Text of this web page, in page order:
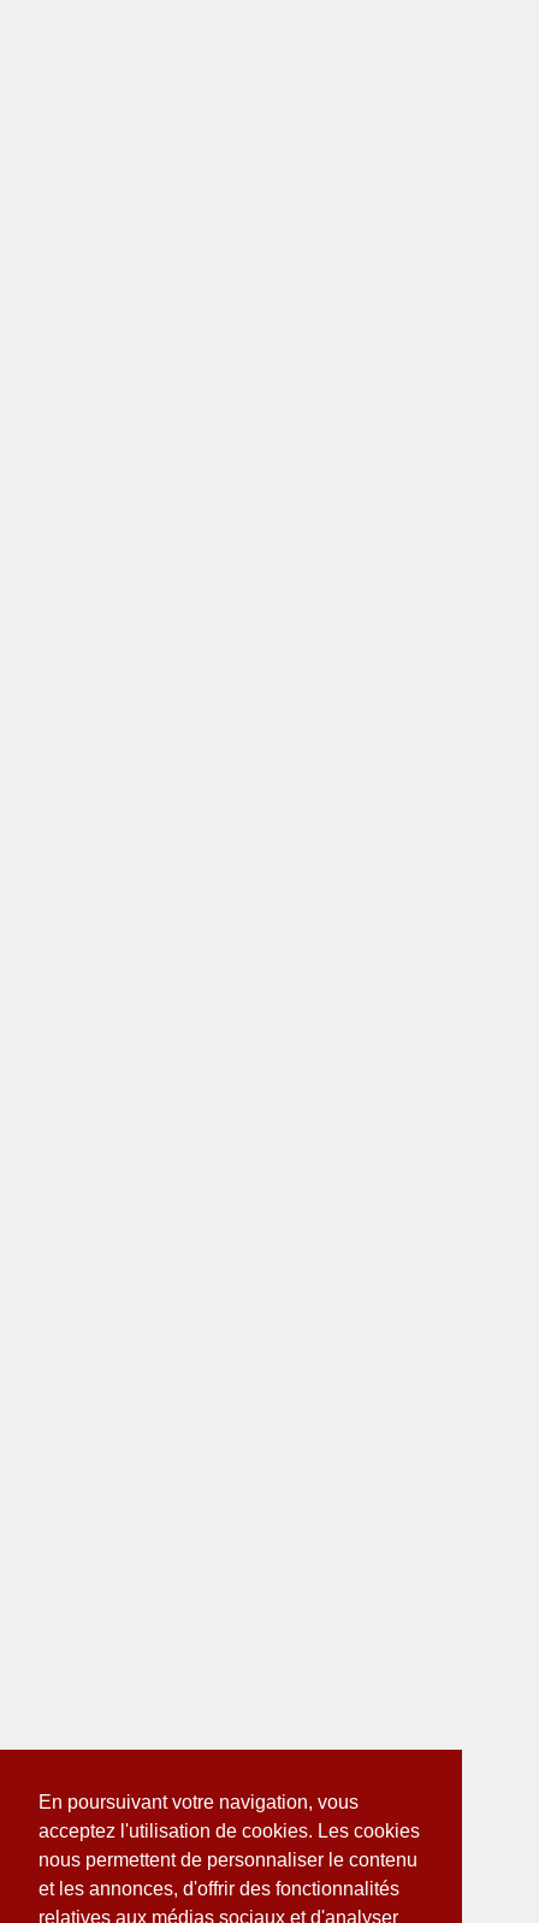
En poursuivant votre navigation, vous
acceptez l'utilisation de cookies. Les cookies
nous permettent de personnaliser le contenu
et les annonces, d'offrir des fonctionnalités
relatives aux médias sociaux et d'analyser